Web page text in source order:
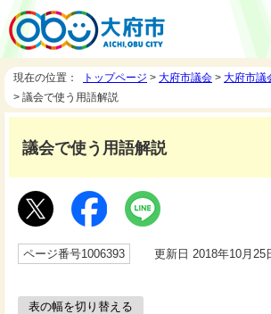
現在の位置： トップページ > 大府市議会 > 大府市議
> 議会で使う用語解説
議会で使う用語解説
ページ番号1006393 更新日 2018年10月25
表の幅を切り替える